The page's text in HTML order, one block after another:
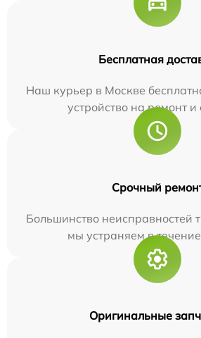
Бесплатная
Наш курьер в Москве
устройство на ремонт и
Срочный
Большинство неисправностей
мы устраняем в
Оригинальные